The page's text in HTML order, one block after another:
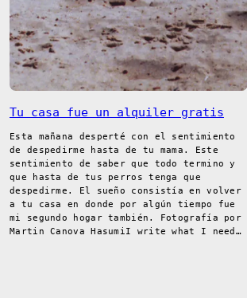
Tu casa fue un alquiler gratis
Esta mañana desperté con el sentimiento
de despedirme hasta de tu mama. Este
sentimiento de saber que todo termino y
que hasta de tus perros tenga que
despedirme. El sueño consistía en volver
a tu casa en donde por algún tiempo fue
mi segundo hogar también. Fotografía por
Martin Canova HasumiI write what I need…